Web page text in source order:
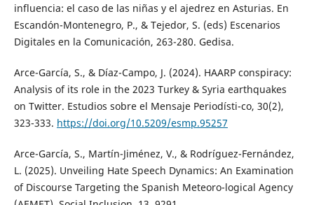
influencia: el caso de las niñas y el ajedrez en Asturias. En
Escandón-Montenegro, P., & Tejedor, S. (eds) Escenarios
Digitales en la Comunicación, 263-280. Gedisa.
Arce-García, S., & Díaz-Campo, J. (2024). HAARP conspiracy:
Analysis of its role in the 2023 Turkey & Syria earthquakes
on Twitter. Estudios sobre el Mensaje Periodísti-co, 30(2),
323-333. https://doi.org/10.5209/esmp.95257
Arce-García, S., Martín-Jiménez, V., & Rodríguez-Fernández,
L. (2025). Unveiling Hate Speech Dynamics: An Examination
of Discourse Targeting the Spanish Meteoro-logical Agency